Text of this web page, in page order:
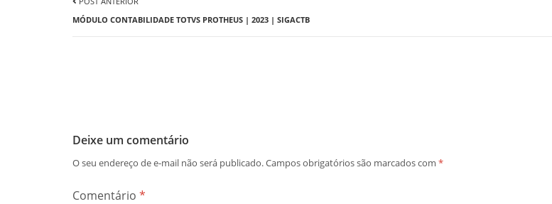
MÓDULO CONTABILIDADE TOTVS PROTHEUS | 2023 | SIGACTB
Deixe um comentário
O seu endereço de e-mail não será publicado.Campos obrigatórios são marcados com *
Comentário *